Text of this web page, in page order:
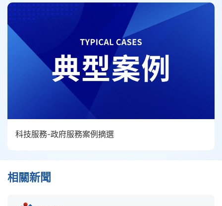
科技服務-政府服務案例摘選
相關新聞